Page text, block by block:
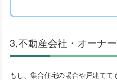
3,不動産会社・オーナ
もし、集合住宅の場合や戸建てて